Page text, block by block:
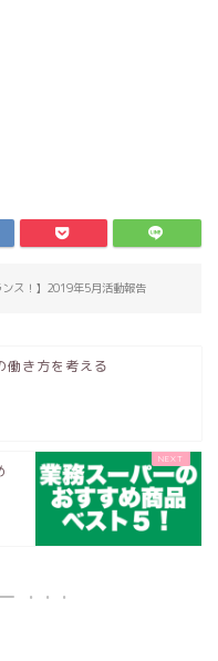
ンス！】2019年5月活動報告
働き方を考える